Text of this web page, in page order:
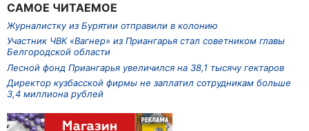
САМОЕ ЧИТАЕМОЕ
Журналистку из Бурятии отправили в колонию
Участник ЧВК «Вагнер» из Приангарья стал советником главы
Белгородской области
Лесной фонд Приангарья увеличился на 38,1 тысячу гектаров
Директор кузбасской фирмы не заплатил сотрудникам больше
3,4 миллиона рублей